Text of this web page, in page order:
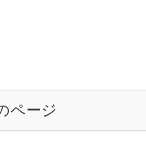
ページ